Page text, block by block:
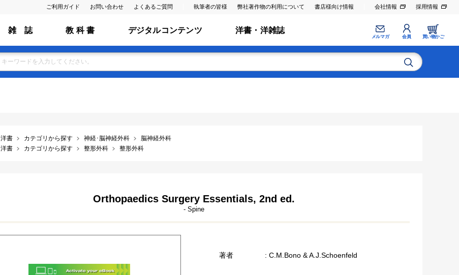
ご利用ガイド お問い合わせ よくあるご質問 執筆者の皆様 弊社著作物の利用について 書店様向け情報 会社情報 採用情報
雑 誌 教 科 書 デジタルコンテンツ 洋書・洋雑誌
メルマガ 会員 買い物かご
洋書 カテゴリから探す 神経･脳神経外科
脳神経外科
洋書 カテゴリから探す 整形外科 整形外科
Orthopaedics Surgery Essentials, 2nd ed.
- Spine
著者 : C.M.Bono & A.J.Schoenfeld